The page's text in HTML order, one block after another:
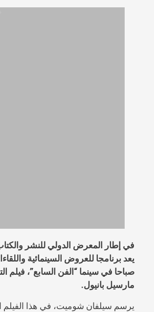
في إطار المعرض الدولي للنشر والكتاب 2026، يقدم المعهد الفرنسي
صباحا في سينما “الفن السابع”، فيلم
مارسيل بانيول.
يرسم سيلفان شوميت، في هذا